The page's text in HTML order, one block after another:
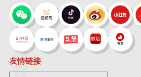
友情链接